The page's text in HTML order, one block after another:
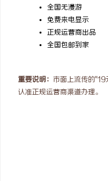
全国无漫游
免费来电显示
正规运营商出品
全国包邮到家
重要说明： 市面上流传的
认准正规运营商渠道办理。
安全保障